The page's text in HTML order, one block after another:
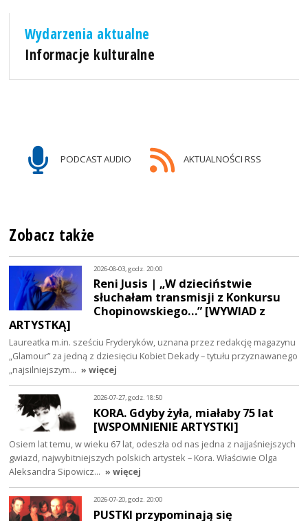
Wydarzenia aktualne
Informacje kulturalne
PODCAST AUDIO AKTUALNOŚCI RSS
Zobacz także
2026-08-03, godz. 20:00
Reni Jusis | „W dzieciństwie
słuchałam transmisji z Konkursu
Chopinowskiego…” [WYWIAD z
ARTYSTKĄ]
Laureatka m.in. sześciu Fryderyków, uznana przez redakcję magazynu
„Glamour” za jedną z dziesięciu Kobiet Dekady – tytułu przyznawanego
„najsilniejszym… » więcej
2026-07-27, godz. 18:50
KORA. Gdyby żyła, miałaby 75 lat
[WSPOMNIENIE ARTYSTKI]
Osiem lat temu, w wieku 67 lat, odeszła od nas jedna z najjaśniejszych
gwiazd, najwybitniejszych polskich artystek – Kora. Właściwie Olga
Aleksandra Sipowicz… » więcej
2026-07-20, godz. 20:00
PUSTKI przypominają się